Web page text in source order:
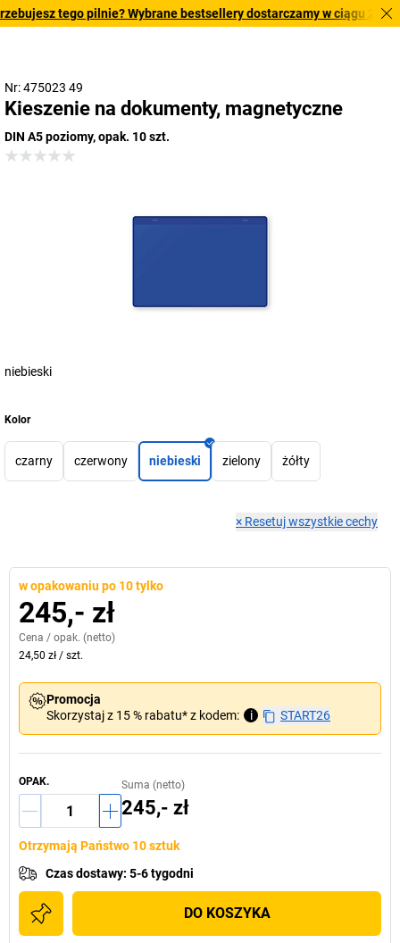
tego pilnie? Wybrane bestsellery dostarczamy w ciągu 2-3 dni
Nr: 475023 49
Kieszenie na dokumenty, magnetyczne
DIN A5 poziomy, opak. 10 szt.
niebieski
Kolor
czarny czerwony niebieski zielony żółty
× Resetuj wszystkie cechy
w opakowaniu po 10 tylko
245,- zł
Cena / opak. (netto)
24,50 zł / szt.
Promocja
Skorzystaj z 15 % rabatu* z kodem:
i START26
OPAK. Suma (netto)
245,- zł
Otrzymają Państwo 10 sztuk
Czas dostawy: 5-6 tygodni
DO KOSZYKA